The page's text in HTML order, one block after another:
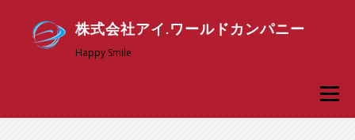
へ
株式会社アイ.ワールドカンパニー
Happy Smile
メニ